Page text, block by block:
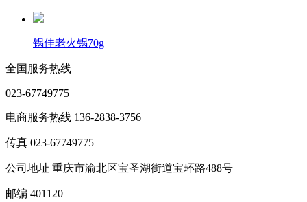
锅佳老火锅70g
全国服务热线
023-67749775
电商服务热线 136-2838-3756
传真 023-67749775
公司地址 重庆市渝北区宝圣湖街道宝环路488号
邮编 401120